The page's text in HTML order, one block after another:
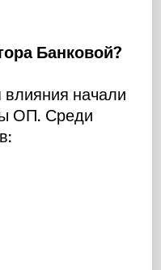
Банковой?
влияния начали
ОП. Среди